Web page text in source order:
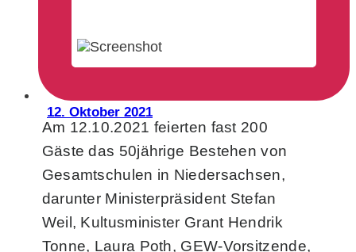
12. Oktober 2021
Am 12.10.2021 feierten fast 200
Gäste das 50jährige Bestehen von
Gesamtschulen in Niedersachsen,
darunter Ministerpräsident Stefan
Weil, Kultusminister Grant Hendrik
Tonne, Laura Poth, GEW-Vorsitzende,